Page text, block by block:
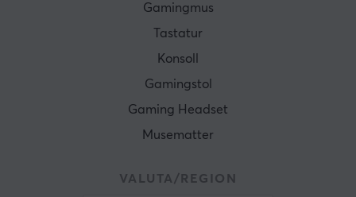
Gamingmus
Tastatur
Konsoll
Gamingstol
Gaming Headset
Musematter
VALUTA/REGION